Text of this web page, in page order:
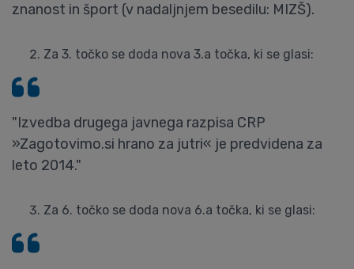
znanost in šport (v nadaljnjem besedilu: MIZŠ).
Za 3. točko se doda nova 3.a točka, ki se glasi:
"Izvedba drugega javnega razpisa CRP
»Zagotovimo.si hrano za jutri« je predvidena za
leto 2014."
Za 6. točko se doda nova 6.a točka, ki se glasi: